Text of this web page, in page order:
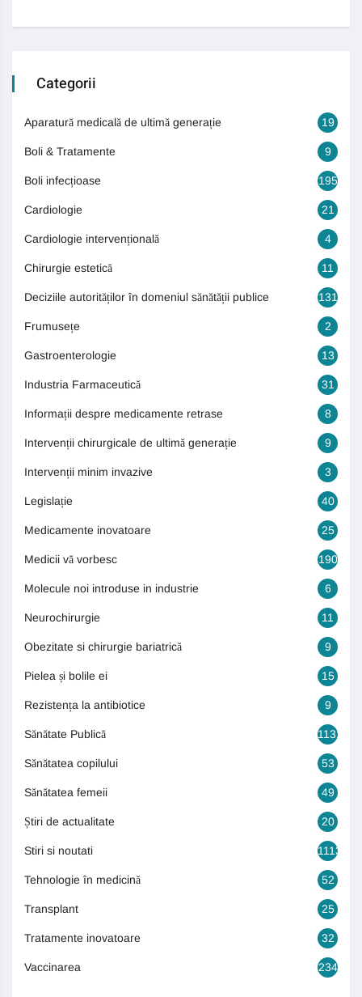
Categorii
Aparatură medicală de ultimă generație 19
Boli & Tratamente 9
Boli infecțioase 195
Cardiologie 21
Cardiologie intervențională 4
Chirurgie estetică 11
Deciziile autorităților în domeniul sănătății publice 131
Frumusețe 2
Gastroenterologie 13
Industria Farmaceutică 31
Informații despre medicamente retrase 8
Intervenții chirurgicale de ultimă generație 9
Intervenții minim invazive 3
Legislație 40
Medicamente inovatoare 25
Medicii vă vorbesc 190
Molecule noi introduse in industrie 6
Neurochirurgie 11
Obezitate si chirurgie bariatrică 9
Pielea și bolile ei 15
Rezistența la antibiotice 9
Sănătate Publică 1131
Sănătatea copilului 53
Sănătatea femeii 49
Știri de actualitate 20
Stiri si noutati 1113
Tehnologie în medicină 52
Transplant 25
Tratamente inovatoare 32
Vaccinarea 234